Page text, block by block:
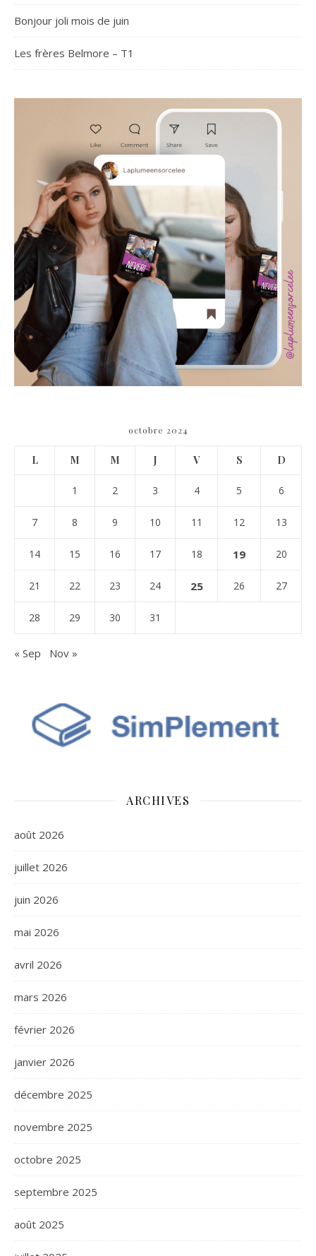
Bonjour joli mois de juin
Les frères Belmore – T1
octobre 2024
L M M J V S D
1 2 3 4 5 6
7 8 9 10 11 12 13
14 15 16 17 18 19 20
21 22 23 24 25 26 27
28 29 30 31
« Sep Nov »
ARCHIVES
août 2026
juillet 2026
juin 2026
mai 2026
avril 2026
mars 2026
février 2026
janvier 2026
décembre 2025
novembre 2025
octobre 2025
septembre 2025
août 2025